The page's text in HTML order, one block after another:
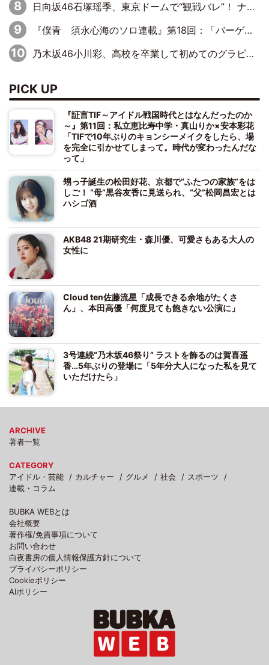
日向坂46石塚瑶季、東京ドームで“観戦バレ”！ ナイツ・塙も認めた「巨人に詳しすぎるアイドル」は元VENUSスクール生で杉内コーチ推し⁉
『僕青 須永心海のソロ連載』第18回：「バーゲンセールハンターみうな inしまむら」編
乃木坂46小川彩、高校を卒業して初めてのグラビア「大人になった感じがしました(笑)」
PICK UP
『証言TIF～アイドル戦国時代とはなんだったのか
～』第11回：私立恵比寿中学・真山りか×安本彩花
「TIFで10年ぶりのキョンシーメイクをしたら、場
を完全に引かせてしまって。時代が変わったんだな
って」
甥っ子誕生の松田好花、京都で“ふたつの家族”をは
しご！ “母”黒谷友香に見送られ、“父”松岡昌宏とは
ハシゴ酒
AKB48 21期研究生・森川優、可愛さもある大人の
女性に
Cloud ten佐藤流星「成長できる余地がたくさ
ん」、本田高優「何度見ても飽きない公演に」
3号連続“乃木坂46祭り” ラストを飾るのは賀喜遥
香…5年ぶりの登場に「5年分大人になった私を見て
いただけたら」
ARCHIVE
著者一覧
CATEGORY
アイドル・芸能
カルチャー グルメ 社会
スポーツ
連載・コラム
BUBKA WEBとは
会社概要
著作権/免責事項について
お問い合わせ
白夜書房の個人情報保護方針について
プライバシーポリシー
Cookieポリシー
AIポリシー